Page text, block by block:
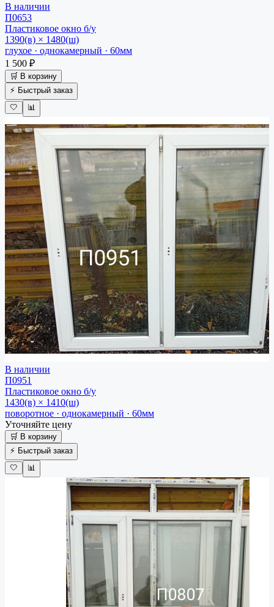
В наличии
П0653
Пластиковое окно б/у
1390(в) × 1480(ш)
глухое · однокамерный · 60мм
1 500 ₽
🛒 В корзину
⚡ Быстрый заказ
🤍
📊
В наличии
П0951
Пластиковое окно б/у
1430(в) × 1410(ш)
поворотное · однокамерный · 60мм
Уточняйте цену
🛒 В корзину
⚡ Быстрый заказ
🤍
📊